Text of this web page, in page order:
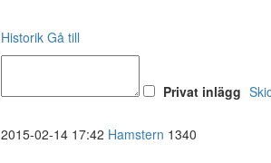
Historik Gå till
Privat inlägg
2015-02-14 17:42 Hamstern 1340